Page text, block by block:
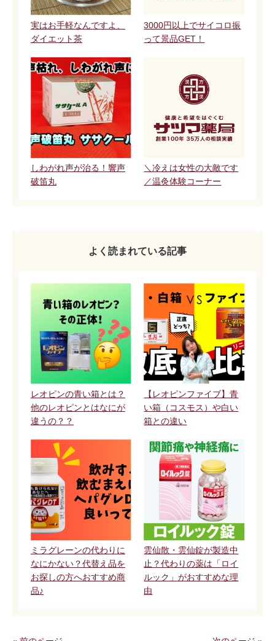
実はお手軽なんですよ、
ダイエット茶
3000円以上でサイコロ振
って景品GET！
しわがれ声が治る！響声
破笛丸
＼冷えは女性の大敵です
／温灸体験コーナー
よく読まれている記事
レオピンの青い箱とは？
他のレオピンとはなにが
違うの？？
【レオピンファイブ】青
い箱（コスモス）や白い
箱との違い
ミラグレーンの代わりに
なにかない？代替え品を
お探しの方へおすすめ商
品♪
雲仙散・雲仙錠が製造中
止？代わりの薬は「ロイ
ルック」がおすすめな理
由